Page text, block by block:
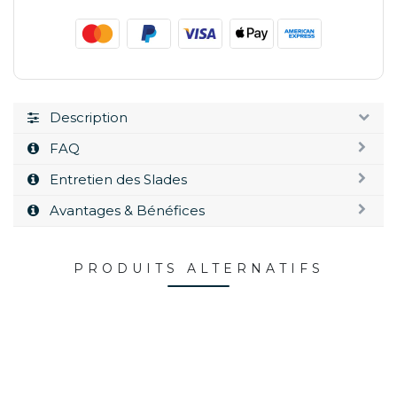
Description
FAQ
Entretien des Slades
Avantages & Bénéfices
PRODUITS ALTERNATIFS